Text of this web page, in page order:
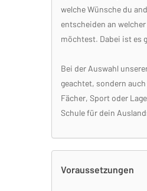
welche Wünsche du
entscheiden an
möchtest. Dabei ist es
Bei der Auswahl
geachtet, sondern
Fächer, Sport oder
Schule für dein
Voraussetzungen